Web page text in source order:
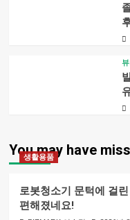
You may have
생활용품
로봇청소기 문턱에 걸
편해졌네요!